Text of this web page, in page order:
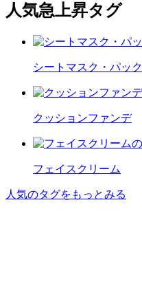
人気急上昇タグ
シートマスク・パック
クッションファンデ
フェイスクリーム
人気のタグをもっとみる